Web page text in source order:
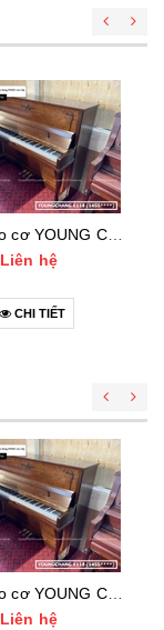
Đàn Piano cơ YOUNG CHANG E118 (1455***)
Liên hệ
CHI TIẾT
Đàn Piano cơ YOUNG CHANG E118 (1455***)
Liên hệ